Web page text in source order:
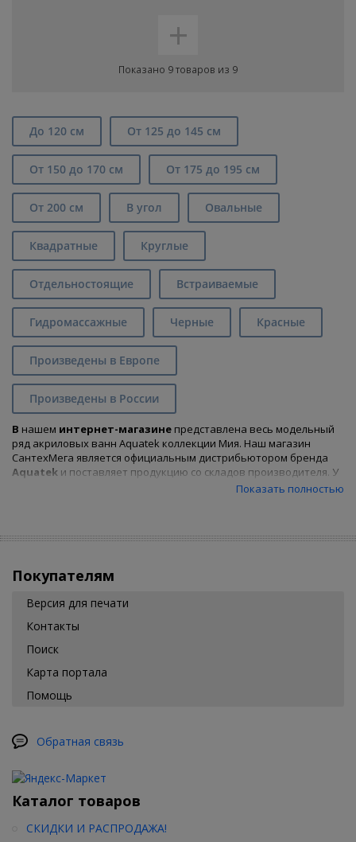
+
Показано 9 товаров из 9
До 120 см От 125 до 145 см
От 150 до 170 см От 175 до 195 см
От 200 см В угол Овальные
Квадратные Круглые
Отдельностоящие Встраиваемые
Гидромассажные Черные Красные
Произведены в Европе
Произведены в России
В нашем интернет-магазине представлена весь модельный
ряд акриловых ванн Aquatek коллекции Мия. Наш магазин
СантехМега является официальным дистрибьютором бренда
Aquatek и поставляет продукцию со складов производителя. У
Мияи сможете
Показать полностью
Покупателям
Версия для печати
Контакты
Поиск
Карта портала
Помощь
Обратная связь
Каталог товаров
СКИДКИ И РАСПРОДАЖА!